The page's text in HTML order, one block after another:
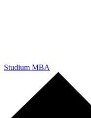
Studium MBA